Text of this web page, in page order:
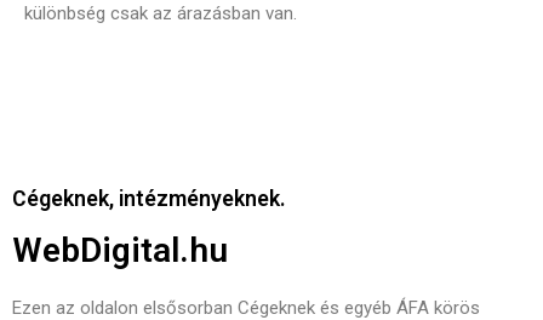
különbség csak az árazásban van.
Cégeknek, intézményeknek.
WebDigital.hu
Ezen az oldalon elsősorban Cégeknek és egyéb ÁFA körös